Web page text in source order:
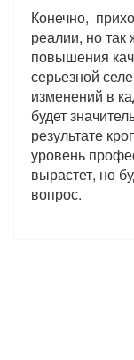
Конечно,
реалии, но так
повышения
серьезной
изменений в
будет
результате
уровень
вырастет, но
вопрос.